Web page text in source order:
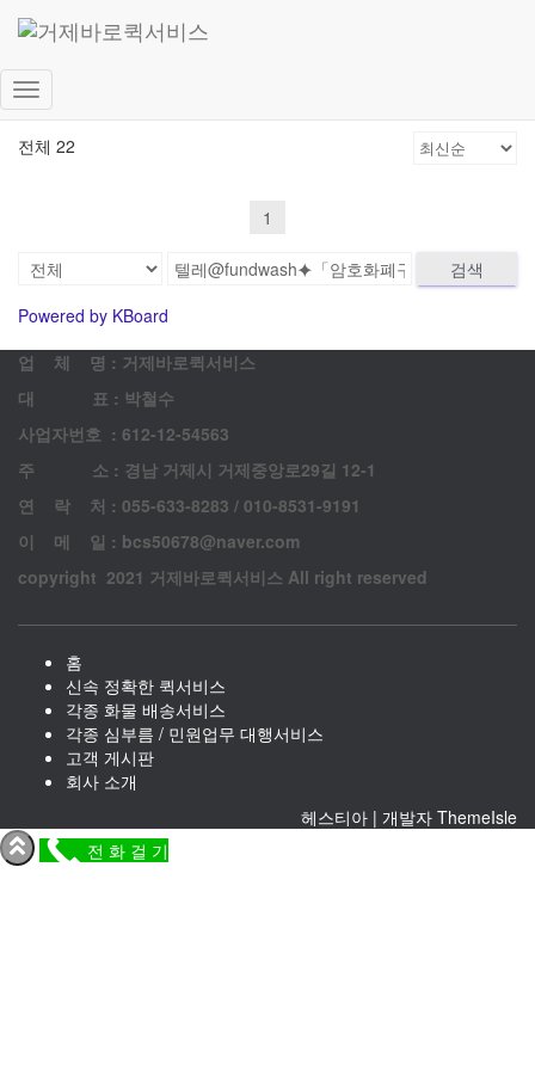
내
게
고객 게시판
문의 남겨주시면 최대한 빨리 답변드리겠습니다.
전체 22
1
검색
Powered by KBoard
업 체 명 : 거제바로퀵서비스
대 표 : 박철수
사업자번호 : 612-12-54563
주 소 : 경남 거제시 거제중앙로29길 12-1
연 락 처 : 055-633-8283 / 010-8531-9191
이 메 일 : bcs50678@naver.com
copyright 2021 거제바로퀵서비스 All right reserved
홈
신속 정확한 퀵서비스
각종 화물 배송서비스
각종 심부름 / 민원업무 대행서비스
고객 게시판
회사 소개
헤스티아 | 개발자 ThemeIsle
전 화 걸 기